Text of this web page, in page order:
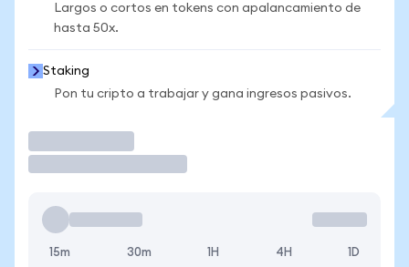
Largos o cortos en tokens con apalancamiento de
hasta 50x.
Staking
Pon tu cripto a trabajar y gana ingresos pasivos.
15m 30m 1H 4H 1D